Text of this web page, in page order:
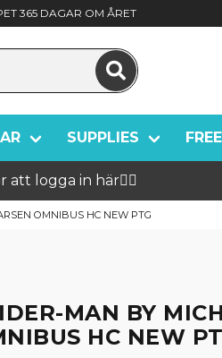
365 DAGAR OM ÅRET
SUPPLIES
logga in här🦸‍♂️
OMNIBUS HC NEW PTG
MAN BY
HC NEW